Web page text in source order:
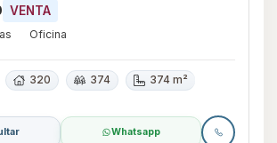
VENTA
Oficina
320 374 374 m²
Whatsapp